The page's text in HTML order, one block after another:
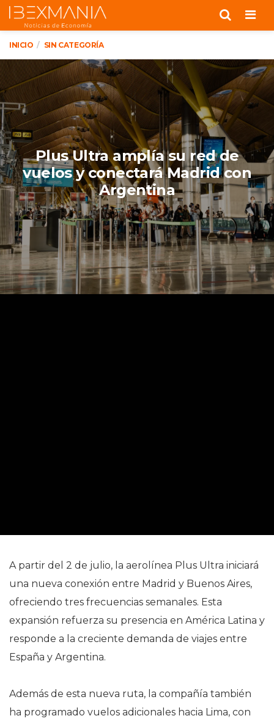
INICIO SIN CATEGORÍA
Plus Ultra amplía su red de
vuelos y conectará Madrid con
Argentina
A partir del 2 de julio, la aerolínea Plus Ultra iniciará
una nueva conexión entre Madrid y Buenos Aires,
ofreciendo tres frecuencias semanales. Esta
expansión refuerza su presencia en América Latina y
responde a la creciente demanda de viajes entre
España y Argentina.
Además de esta nueva ruta, la compañía también
ha programado vuelos adicionales hacia Lima, con